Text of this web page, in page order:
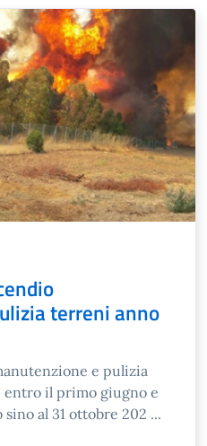
terreni anno
e pulizia
il primo giugno e
al 31 ottobre 202 ...